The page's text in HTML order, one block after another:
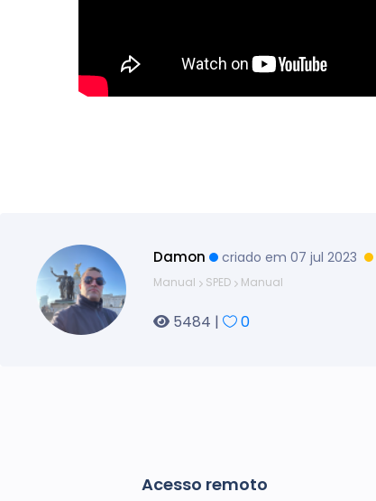
Damon criado em 07 jul 2023
Manual SPED Manual
5484 | 0
Acesso remoto